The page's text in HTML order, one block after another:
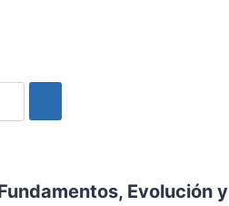
Evolución y